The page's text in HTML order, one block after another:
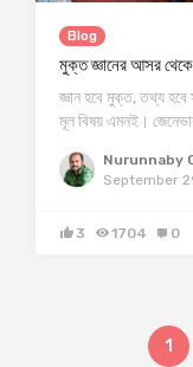
Blog
মুক্ত জ্ঞানের আসর
জ্ঞান হবে মুক্ত, তথ্য
মূল বিষয় এমনই।
Nurunnaby
September
3 1704 0
1